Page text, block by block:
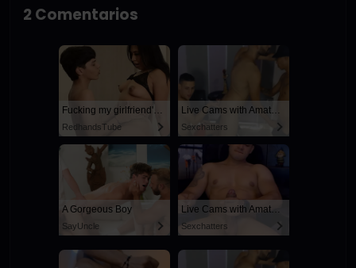
2 Comentarios
Fucking my girlfriend's hot mommy by mistake
RedhandsTube
Live Cams with Amateur Men
Sexchatters
A Gorgeous Boy
SayUncle
Live Cams with Amateur Men
Sexchatters